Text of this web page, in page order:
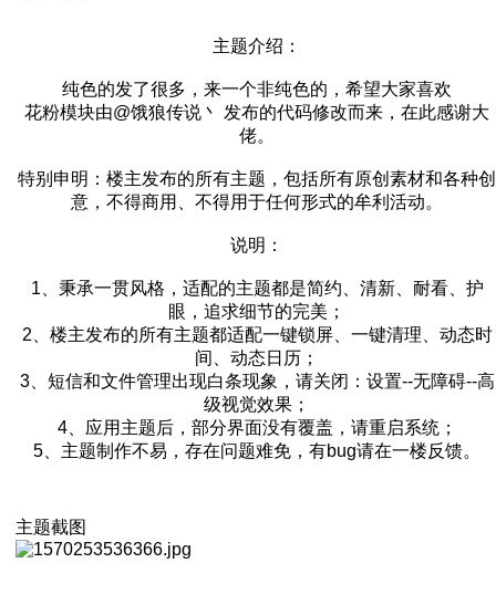
主题介绍：
纯色的发了很多，来一个非纯色的，希望大家喜欢
花粉模块由@饿狼传说丶 发布的代码修改而来，在此感谢大
佬。
特别申明：楼主发布的所有主题，包括所有原创素材和各种创
意，不得商用、不得用于任何形式的牟利活动。
说明：
1、秉承一贯风格，适配的主题都是简约、清新、耐看、护
眼，追求细节的完美；
2、楼主发布的所有主题都适配一键锁屏、一键清理、动态时
间、动态日历；
3、短信和文件管理出现白条现象，请关闭：设置--无障碍--高
级视觉效果；
4、应用主题后，部分界面没有覆盖，请重启系统；
5、主题制作不易，存在问题难免，有bug请在一楼反馈。
主题截图